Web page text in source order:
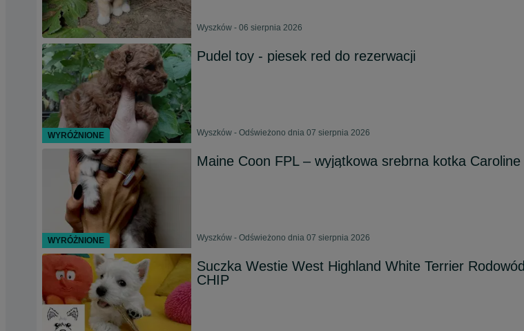
Wyszków - 06 sierpnia 2026
Pudel toy - piesek red do rezerwacji
Wyszków - Odświeżono dnia 07 sierpnia 2026
Maine Coon FPL – wyjątkowa srebrna kotka Caroline
Wyszków - Odświeżono dnia 07 sierpnia 2026
Suczka Westie West Highland White Terrier Rodowód
CHIP
WYRÓŻNIONE
WYRÓŻNIONE